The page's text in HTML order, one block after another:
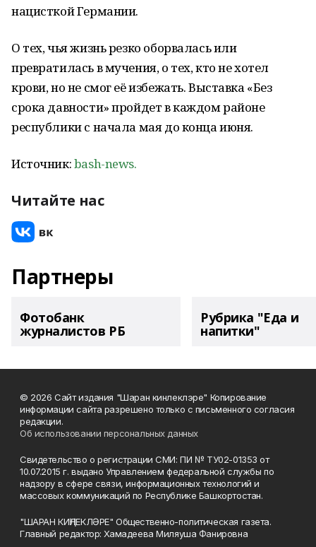
нацисткой Германии.
О тех, чья жизнь резко оборвалась или
превратилась в мучения, о тех, кто не хотел
крови, но не смог её избежать. Выставка «Без
срока давности» пройдет в каждом районе
республики с начала мая до конца июня.
Источник:bash-news.
Читайте нас
Партнеры
Фотобанк
журналистов РБ
Рубрика "Еда и
напитки"
© 2026 Сайт издания "Шаран кинлеклэре" Копирование
информации сайта разрешено только с письменного согласия
редакции.
Об использовании персональных данных
Свидетельство о регистрации СМИ: ПИ № ТУ02-01353 от
10.07.2015 г. выдано Управлением федеральной службы по
надзору в сфере связи, информационных технологий и
массовых коммуникаций по Республике Башкортостан.
"ШАРАН КИҢЛЕКЛӘРЕ" Общественно-политическая газета.
Главный редактор: Хамадеева Миляуша Фанировна